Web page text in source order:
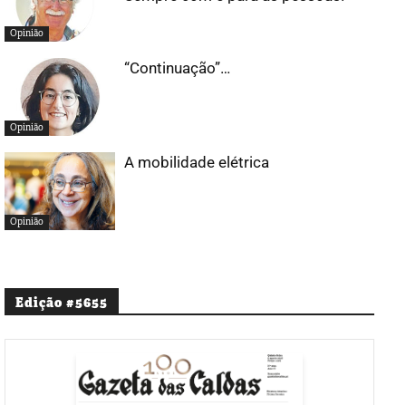
Opinião
Opinião
“Continuação”…
Opinião
A mobilidade elétrica
Edição #5655